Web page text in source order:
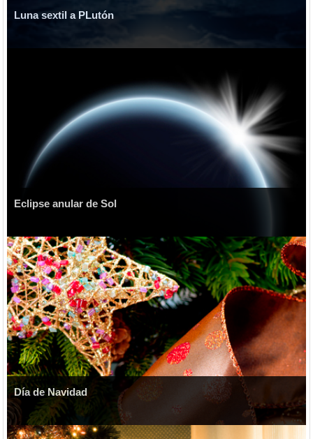
Luna sextil a PLutón
Eclipse anular de Sol
Día de Navidad